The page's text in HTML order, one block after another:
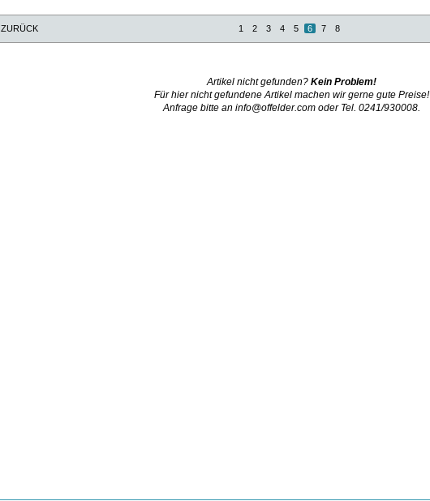
ZURÜCK 1 2 3 4 5 6 7 8
Artikel nicht gefunden? Kein Problem!
Für hier nicht gefundene Artikel machen wir gerne gute Preise!
Anfrage bitte an info@offelder.comoder Tel. 0241/930008.